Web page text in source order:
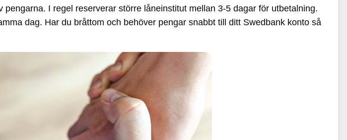
I regel reserverar större låneinstitut mellan 3-5 dagar för utbetalning.
dag. Har du bråttom och behöver pengar snabbt till ditt Swedbank konto så